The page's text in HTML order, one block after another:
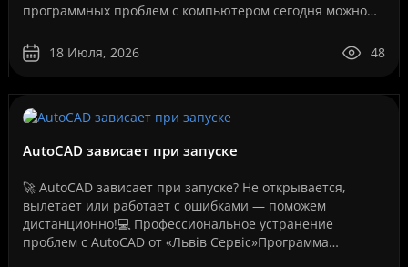
программных проблем с компьютером сегодня можно
сервисный центр и без ожидания..
18 Июля, 2026 48
AutoCAD зависает при запуске
🚀 AutoCAD зависает при запуске? Не открывается,
вылетает или работает с ошибками — поможем
дистанционно!💻 Профессиональное устранение
проблем с AutoCAD от «Львів Сервіс»Программа